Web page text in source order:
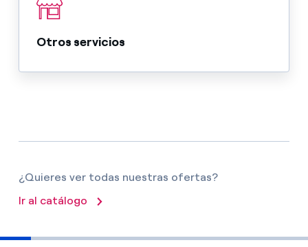
Otros servicios
¿Quieres ver todas nuestras ofertas?
Ir al catálogo